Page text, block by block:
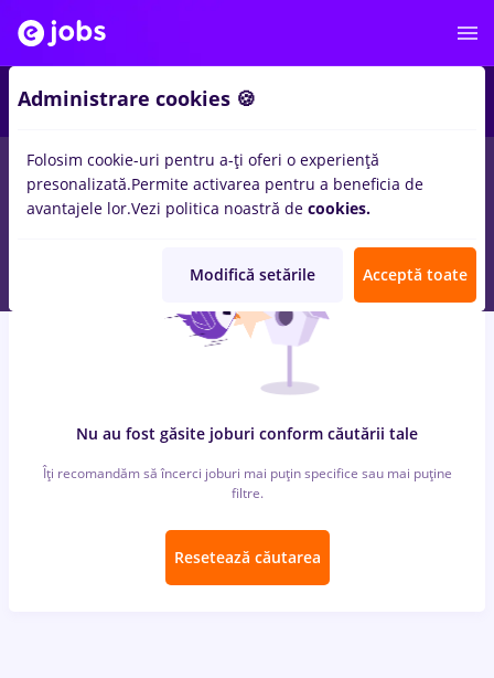
locuri de muncacu salarii protocol inBucuresti
/ Instalatii, Medicina / Sanatate
Nu au fost găsite joburi conform căutării tale
Îți recomandăm să încerci joburi mai puțin specifice sau mai puține
filtre.
Resetează căutarea
Administrare cookies 🍪
Folosim cookie-uri pentru a-ți oferi o experiență
presonalizată.Permite activarea pentru a beneficia de
avantajele lor.Vezi politica noastră de cookies.
Modifică setările Acceptă toate